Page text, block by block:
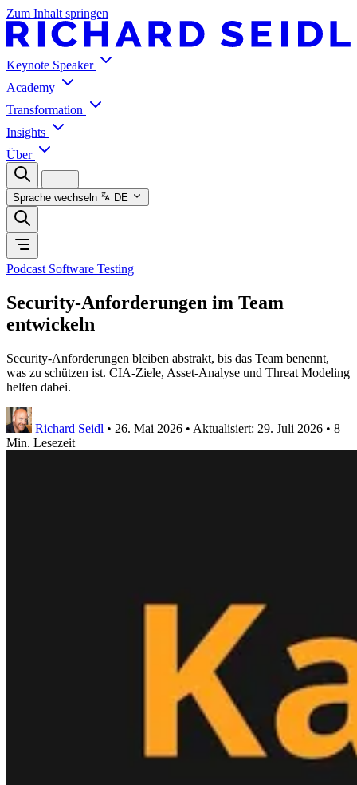
Zum Inhalt springen
Keynote Speaker
Academy
Transformation
Insights
Über
Sprache wechseln DE
Podcast Software Testing
Security-Anforderungen im Team
entwickeln
Security-Anforderungen bleiben abstrakt, bis das Team benennt,
was zu schützen ist. CIA-Ziele, Asset-Analyse und Threat Modeling
helfen dabei.
Richard Seidl • 26. Mai 2026 • Aktualisiert: 29. Juli 2026 • 8
Min. Lesezeit